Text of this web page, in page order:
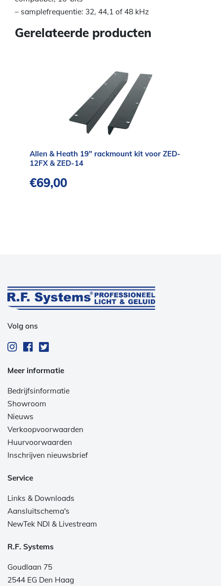
– samplefrequentie: 32, 44,1 of 48 kHz
Gerelateerde producten
Allen & Heath 19″ rackmount kit voor ZED-
12FX & ZED-14
€69,00
Volg ons
Meer informatie
Bedrijfsinformatie
Showroom
Nieuws
Verkoopvoorwaarden
Huurvoorwaarden
Inschrijven nieuwsbrief
Service
Links & Downloads
Aansluitschema's
NewTek NDI & Livestream
R.F. Systems
Goudlaan 75
2544 EG Den Haag